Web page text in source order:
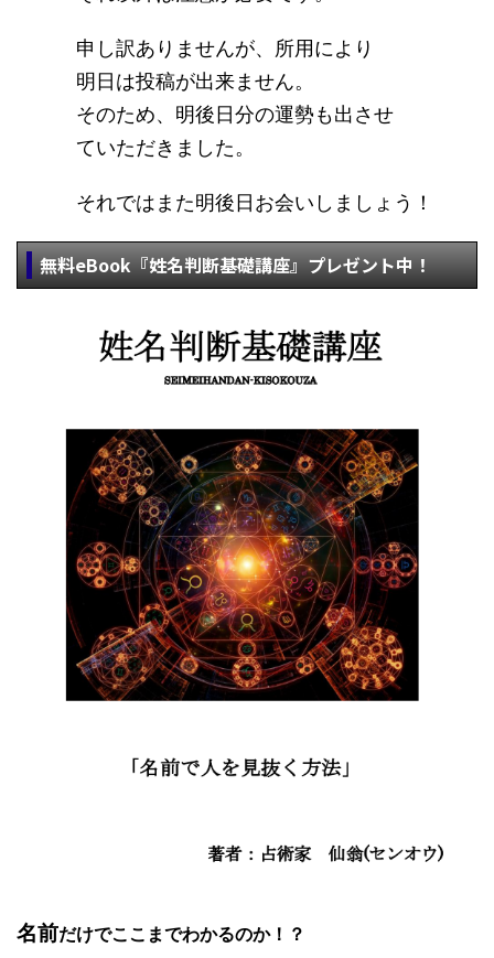
申し訳ありませんが、所用により
明日は投稿が出来ません。
そのため、明後日分の運勢も出させ
ていただきました。
それではまた明後日お会いしましょう！
無料eBook『姓名判断基礎講座』プレゼント中！
名前だけでここまでわかるのか！？